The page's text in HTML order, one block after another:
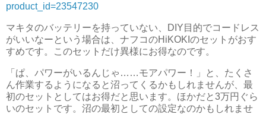
product_id=23547230
マキタのバッテリーを持っていない、DIY目的でコードレス
がいいなーという場合は、ナフコのHiKOKIのセットがおす
すめです。このセットだけ異様にお得なのです。
「ぱ、パワーがいるんじゃ……モアパワー！」と、たくさ
ん作業するようになると沼ってくるかもしれませんが、最
初のセットとしてはお得だと思います。ほかだと3万円ぐら
いのセットです。沼の最初としての設定なのかもしれませ